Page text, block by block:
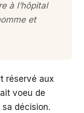
à l’hôpital
et
réservé aux
voeu de
décision.